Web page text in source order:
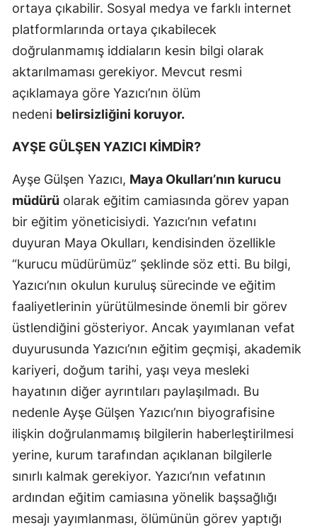
ortaya çıkabilir. Sosyal medya ve farklı internet
platformlarında ortaya çıkabilecek
doğrulanmamış iddiaların kesin bilgi olarak
aktarılmaması gerekiyor. Mevcut resmi
açıklamaya göre Yazıcı’nın ölüm
nedeni belirsizliğini koruyor.
AYŞE GÜLŞEN YAZICI KİMDİR?
Ayşe Gülşen Yazıcı, Maya Okulları’nın kurucu
müdürü olarak eğitim camiasında görev yapan
bir eğitim yöneticisiydi. Yazıcı’nın vefatını
duyuran Maya Okulları, kendisinden özellikle
“kurucu müdürümüz” şeklinde söz etti. Bu bilgi,
Yazıcı’nın okulun kuruluş sürecinde ve eğitim
faaliyetlerinin yürütülmesinde önemli bir görev
üstlendiğini gösteriyor. Ancak yayımlanan vefat
duyurusunda Yazıcı’nın eğitim geçmişi, akademik
kariyeri, doğum tarihi, yaşı veya mesleki
hayatının diğer ayrıntıları paylaşılmadı. Bu
nedenle Ayşe Gülşen Yazıcı’nın biyografisine
ilişkin doğrulanmamış bilgilerin haberleştirilmesi
yerine, kurum tarafından açıklanan bilgilerle
sınırlı kalmak gerekiyor. Yazıcı’nın vefatının
ardından eğitim camiasına yönelik başsağlığı
mesajı yayımlanması, ölümünün görev yaptığı